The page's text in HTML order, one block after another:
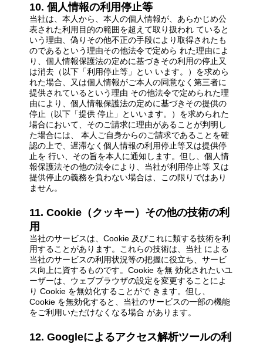
10. 個人情報の利用停止等
当社は、本人から、本人の個人情報が、あらかじめ公
表された利用目的の範囲を超えて取り扱われ ていると
いう理由、偽りその他不正の手段により取得されたも
のであるという理由その他法令で定めら れた理由によ
り、個人情報保護法の定めに基づきその利用の停止又
は消去（以下「利用停止等」とい います。）を求めら
れた場合、又は個人情報がご本人の同意なく第三者に
提供されているという理由 その他法令で定められた理
由により、個人情報保護法の定めに基づきその提供の
停止（以下「提供 停止」といいます。）を求められた
場合において、そのご請求に理由があることが判明し
た場合には、 本人ご自身からのご請求であることを確
認の上で、遅滞なく個人情報の利用停止等又は提供停
止を 行い、その旨を本人に通知します。但し、個人情
報保護法その他の法令により、当社が利用停止等 又は
提供停止の義務を負わない場合は、この限りではあり
ません。
11. Cookie（クッキー）その他の技術の利
用
当社のサービスは、Cookie 及びこれに類する技術を利
用することがあります。これらの技術は、当社 による
当社のサービスの利用状況等の把握に役立ち、サービ
ス向上に資するものです。Cookie を無 効化されたいユ
ーザーは、ウェブブラウザの設定を変更することによ
り Cookie を無効化することがで きます。但し、
Cookie を無効化すると、当社のサービスの一部の機能
をご利用いただけなくなる場合 があります。
12. Googleによるアクセス解析ツールの利